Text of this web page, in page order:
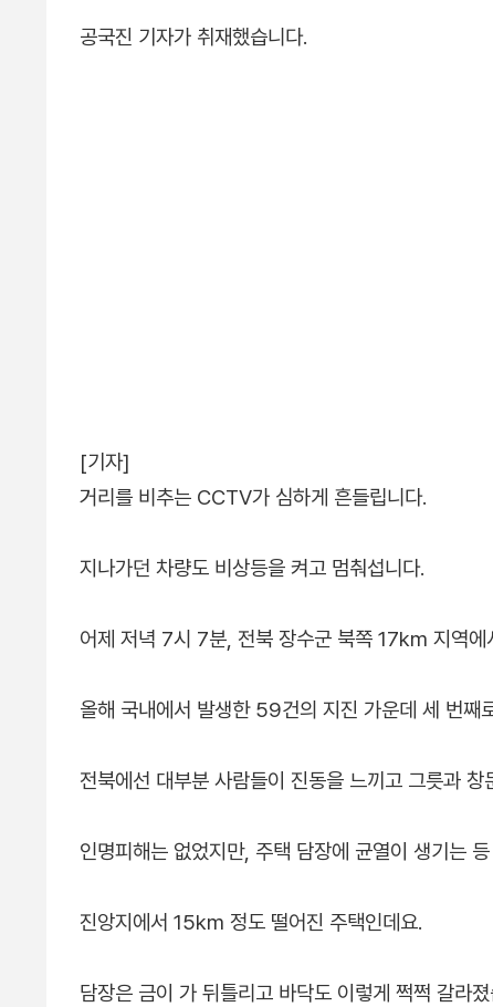
공국진 기자가 취재했습니다.
[기자]
거리를 비추는 CCTV가 심하게 흔들립니다.
지나가던 차량도 비상등을 켜고 멈춰섭니다.
어제 저녁 7시 7분, 전북 장수군 북쪽 17km 지역
올해 국내에서 발생한 59건의 지진 가운데 세 번째
전북에선 대부분 사람들이 진동을 느끼고 그릇과
인명피해는 없었지만, 주택 담장에 균열이 생기는
진앙지에서 15km 정도 떨어진 주택인데요.
담장은 금이 가 뒤틀리고 바닥도 이렇게 쩍쩍 갈라